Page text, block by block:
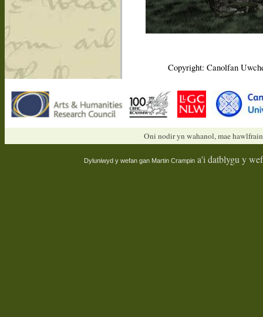
Copyright: Canolfan
Oni nodir yn wahanol, mae
Dyluniwyd y wefan gan Martin Crampin a'i datblygu y